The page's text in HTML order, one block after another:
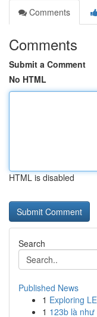
Comments
Comments
Submit a Comment
No HTML
HTML is disabled
Search
Published News
1 Exploring
1 123b là như